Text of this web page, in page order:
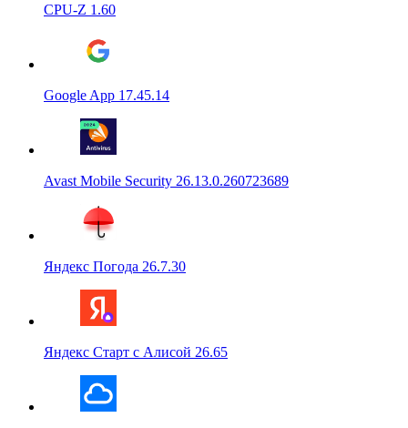
CPU-Z 1.60
Google App 17.45.14
Avast Mobile Security 26.13.0.260723689
Яндекс Погода 26.7.30
Яндекс Старт с Алисой 26.65